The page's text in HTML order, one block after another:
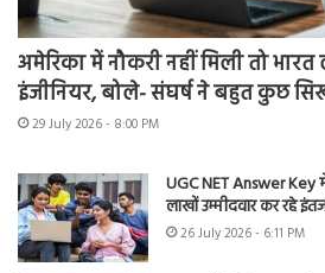
अमेरिका में नौकरी नहीं मिली तो
इंजीनियर, बोले- संघर्ष ने बहुत कुछ
29 July 2026 - 8:00 PM
UGC NET Answer Key
लाखों उम्मीदवार कर रहे
26 July 2026 - 6:11 PM